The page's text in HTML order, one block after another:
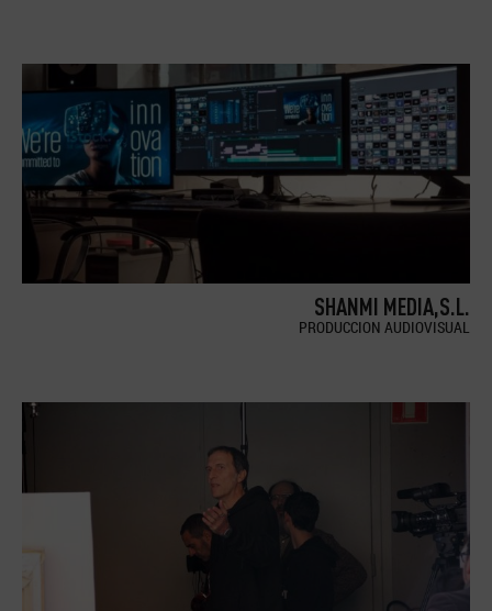
SHANMI MEDIA,S.L.
PRODUCCION AUDIOVISUAL